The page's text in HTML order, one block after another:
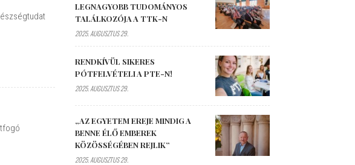
LEGNAGYOBB TUDOMÁNYOS
TALÁLKOZÓJA A TTK-N
2025. AUGUSZTUS 29.
RENDKÍVÜL SIKERES
PÓTFELVÉTELI A PTE-N!
2025. AUGUSZTUS 29.
„AZ EGYETEM EREJE MINDIG A
BENNE ÉLŐ EMBEREK
KÖZÖSSÉGÉBEN REJLIK”
2025. AUGUSZTUS 29.